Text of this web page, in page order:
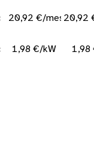
20,92 €/mese20,92
1,98 €/kW 1,98